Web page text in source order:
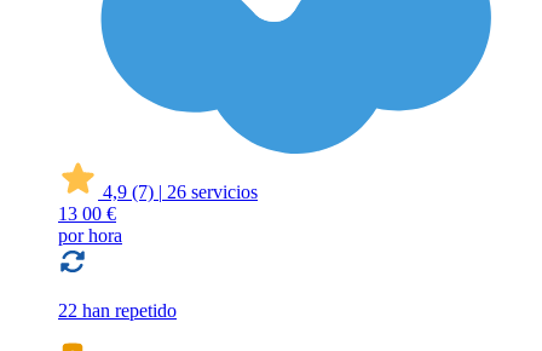
4,9 (7) | 26 servicios
13 00 €
por hora
22 han repetido